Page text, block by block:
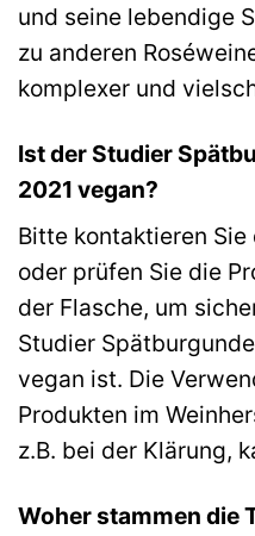
und seine lebendige
zu anderen
komplexer und
Ist der Studier
2021 vegan?
Bitte kontaktieren
oder prüfen Sie die
der Flasche, um
Studier
vegan ist. Die
Produkten im
z.B. bei der Klärung,
Woher stammen die